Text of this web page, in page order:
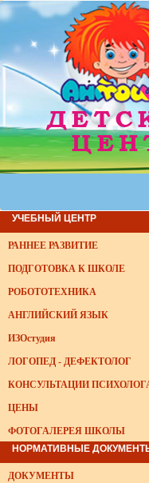
УЧЕБНЫЙ ЦЕНТР
РАННЕЕ РАЗВИТИЕ
ПОДГОТОВКА К ШКОЛЕ
РОБОТОТЕХНИКА
АНГЛИЙСКИЙ ЯЗЫК
ИЗОстудия
ЛОГОПЕД - ДЕФЕКТОЛОГ
КОНСУЛЬТАЦИИ
ЦЕНЫ
ФОТОГАЛЕРЕЯ ШКОЛЫ
НОРМАТИВНЫЕ
ДОКУМЕНТЫ